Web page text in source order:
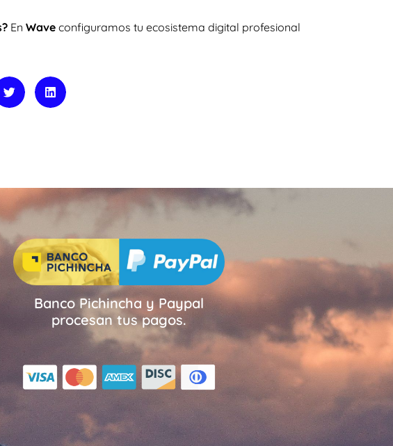
EnWave configuramos tu ecosistema digital profesional
Banco Pichincha y Paypal
procesan tus pagos.